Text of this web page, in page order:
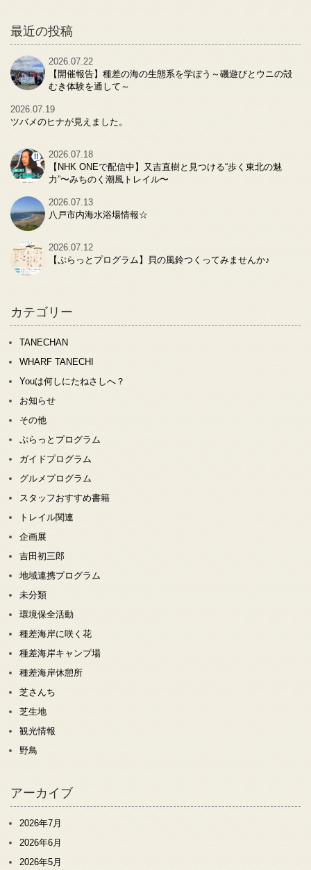
最近の投稿
2026.07.22
【開催報告】種差の海の生態系を学ぼう～磯遊びとウニの殻
むき体験を通して～
2026.07.19
ツバメのヒナが見えました。
2026.07.18
【NHK ONEで配信中】又吉直樹と見つける“歩く東北の魅
力”〜みちのく潮風トレイル〜
2026.07.13
八戸市内海水浴場情報☆
2026.07.12
【ぷらっとプログラム】貝の風鈴つくってみませんか♪
カテゴリー
TANECHAN
WHARF TANECHI
Youは何しにたねさしへ？
お知らせ
その他
ぷらっとプログラム
ガイドプログラム
グルメプログラム
スタッフおすすめ書籍
トレイル関連
企画展
吉田初三郎
地域連携プログラム
未分類
環境保全活動
種差海岸に咲く花
種差海岸キャンプ場
種差海岸休憩所
芝さんち
芝生地
観光情報
野鳥
アーカイブ
2026年7月
2026年6月
2026年5月